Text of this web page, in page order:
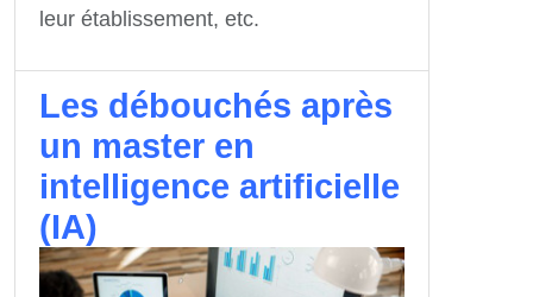
leur établissement, etc.
Les débouchés après
un master en
intelligence artificielle
(IA)